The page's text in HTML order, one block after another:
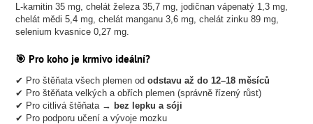
L-karnitin 35 mg, chelát železa 35,7 mg, jodičnan vápenatý 1,3 mg,
chelát mědi 5,4 mg, chelát manganu 3,6 mg, chelát zinku 89 mg,
selenium kvasnice 0,27 mg.
🎯 Pro koho je krmivo ideální?
✔ Pro štěňata všech plemen ododstavu až do 12–18 měsíců
✔ Pro štěňata velkých a obřích plemen (správně řízený růst)
✔ Pro citlivá štěňata → bez lepku a sóji
✔ Pro podporu učení a vývoje mozku